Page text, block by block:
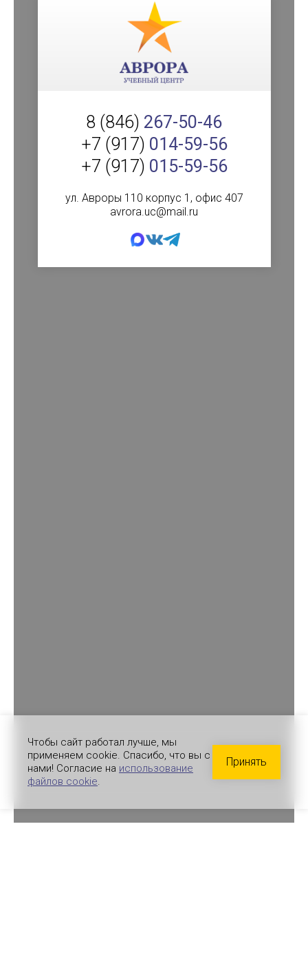
8 (846) 267-50-46
+7 (917) 014-59-56
+7 (917) 015-59-56
ул. Авроры 110 корпус 1, офис 407
avrora.uc@mail.ru
Чтобы сайт работал лучше, мы
применяем cookie. Спасибо, что вы с
нами! Согласие на использование
файлов cookie.
Принять